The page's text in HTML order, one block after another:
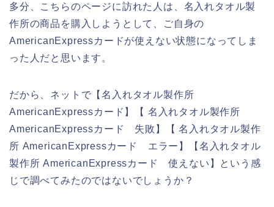
多分、こちらのページに訪れた人は、名入れタオル製
作所の商品を購入しようとして、ご自身の
AmericanExpressカードが使えない状態になってしま
った人だと思います。
だから、ネットで【名入れタオル製作所
AmericanExpressカード】【 名入れタオル製作所
AmericanExpressカード 失敗】【 名入れタオル製作
所 AmericanExpressカード エラー】【名入れタオル
製作所 AmericanExpressカード 使えない】という感
じで調べてみたのではないでしょうか？